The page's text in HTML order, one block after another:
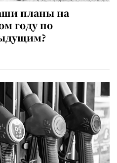
планы на
году по